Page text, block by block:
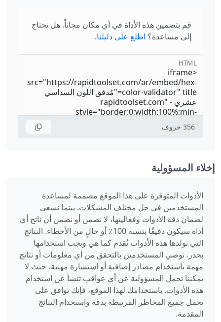
قم بتضمين هذه الأداة في أي مكان مجاناً. هل تحتاج
إلى مساعدة؟ اطلع على دليلنا.
HTML
356 حروف
إخلاء المسؤولية
الأدوات المتوفرة على هذا الموقع مصممة لمساعدة
المستخدمين في حل مختلف المشكلات. بينما نسعى
لضمان دقة الأدوات وفعاليتها، لا نضمن أو نضمن أن ناتج أي
أداة سيكون دقيقًا بنسبة 100٪ أو خالٍ من الأخطاء. النتائج
التي تولدها هذه الأدوات تُقدم كما هي ويجب استخدامها
بحذر. نوصي المستخدمين بالتحقق من أي معلومات أو نتائج
مهمة باستخدام مصادر إضافية أو استشارة مهنية، حيث لا
يمكننا تحمل المسؤولية عن أي عواقب تنشأ عن استخدام
هذه الأدوات. باستخدامك لهذا الموقع، فإنك توافق على
تحمل جميع المخاطر المرتبطة بدقة واستخدام النتائج
المقدمة.